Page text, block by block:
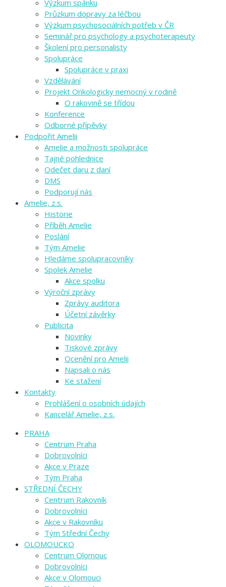
Výzkum spánku
Průzkum dopravy za léčbou
Výzkum psychosociálních potřeb v ČR
Seminář pro psychology a psychoterapeuty
Školení pro personalisty
Spolupráce
Spolupráce v praxi
Vzdělávání
Projekt Onkologicky nemocný v rodině
O rakovině se třídou
Konference
Odborné přípěvky
Podpořit Amelii
Amelie a možnosti spolupráce
Tajné pohlednice
Odečet daru z daní
DMS
Podporují nás
Amelie, z.s.
Historie
Příběh Amelie
Poslání
Tým Amelie
Hledáme spolupracovníky
Spolek Amelie
Akce spolku
Výroční zprávy
Zprávy auditora
Účetní závěrky
Publicita
Novinky
Tiskové zprávy
Ocenění pro Amelii
Napsali o nás
Ke stažení
Kontakty
Prohlášení o osobních údajích
Kancelář Amelie, z.s.
PRAHA
Centrum Praha
Dobrovolníci
Akce v Praze
Tým Praha
STŘEDNÍ ČECHY
Centrum Rakovník
Dobrovolníci
Akce v Rakovníku
Tým Střední Čechy
OLOMOUCKO
Centrum Olomouc
Dobrovolníci
Akce v Olomouci